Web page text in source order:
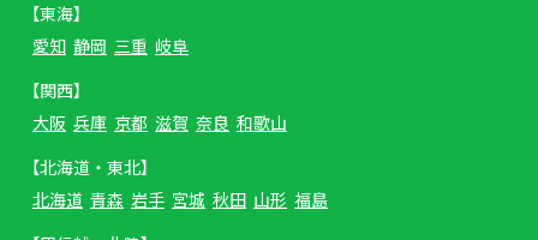
【東海】
愛知 静岡 三重 岐阜
【関西】
大阪 兵庫 京都 滋賀 奈良 和歌山
【北海道・東北】
北海道 青森 岩手 宮城 秋田 山形 福島